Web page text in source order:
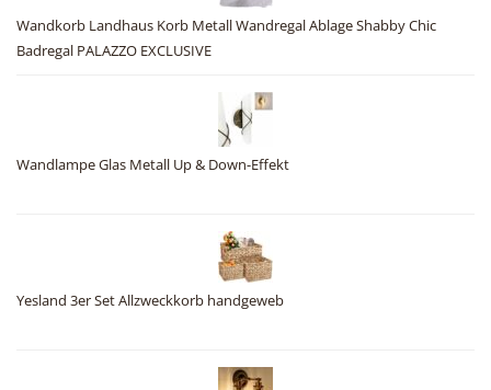
Wandkorb Landhaus Korb Metall Wandregal Ablage Shabby Chic
Badregal PALAZZO EXCLUSIVE
Wandlampe Glas Metall Up & Down-Effekt
Yesland 3er Set Allzweckkorb handgeweb